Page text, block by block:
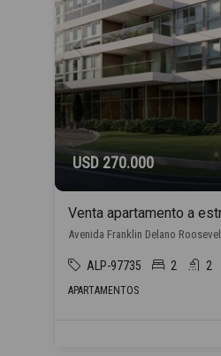
USD 270.000
ALP-97735 2 2
APARTAMENTOS